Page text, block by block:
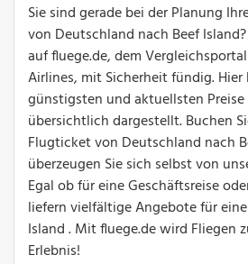
Sie sind gerade bei der Planung
von Deutschland nach Beef
auf fluege.de, dem
Airlines, mit Sicherheit fündig. Hier
günstigsten und aktuellsten
übersichtlich dargestellt. Buchen
Flugticket von Deutschland nach
überzeugen Sie sich selbst von
Egal ob für eine Geschäftsreise
liefern vielfältige Angebote für
Island . Mit fluege.de wird Fliegen
Erlebnis!